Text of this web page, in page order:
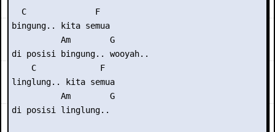
  C              F
bingung.. kita semua
          Am        G
di posisi bingung.. wooyah..
    C             F
linglung.. kita semua
          Am        G
di posisi linglung..